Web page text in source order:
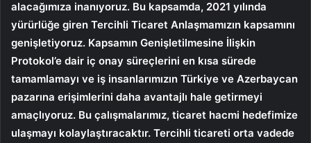
alacağımıza inanıyoruz. Bu kapsamda, 2021 yılında
yürürlüğe giren Tercihli Ticaret Anlaşmamızın kapsamını
genişletiyoruz. Kapsamın Genişletilmesine İlişkin
Protokol’e dair iç onay süreçlerini en kısa sürede
tamamlamayı ve iş insanlarımızın Türkiye ve Azerbaycan
pazarına erişimlerini daha avantajlı hale getirmeyi
amaçlıyoruz. Bu çalışmalarımız, ticaret hacmi hedefimize
ulaşmayı kolaylaştıracaktır. Tercihli ticareti orta vadede